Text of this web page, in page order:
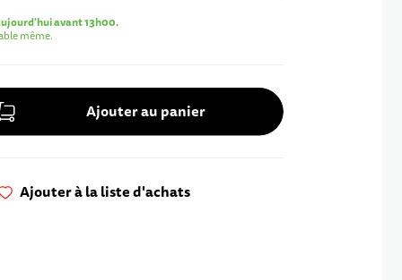
avant 13h00.
même.
Ajouter au panier
Ajouter à la liste d'achats